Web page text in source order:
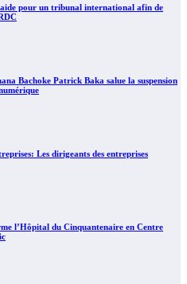
pour un tribunal international afin de
Bachoke Patrick Baka salue la suspension
Les dirigeants des entreprises
l’Hôpital du Cinquantenaire en Centre